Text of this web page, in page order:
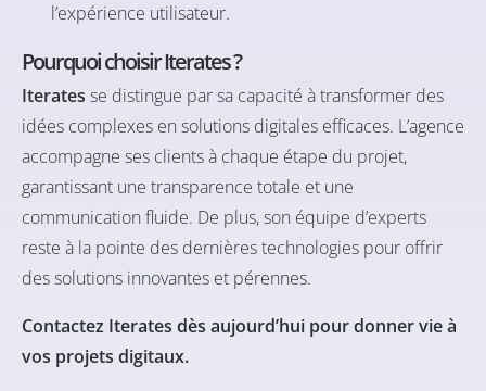
l’expérience utilisateur.​
Pourquoi choisir Iterates ?
Iterates se distingue par sa capacité à transformer des
idées complexes en solutions digitales efficaces. L’agence
accompagne ses clients à chaque étape du projet,
garantissant une transparence totale et une
communication fluide. De plus, son équipe d’experts
reste à la pointe des dernières technologies pour offrir
des solutions innovantes et pérennes.​
Contactez Iterates dès aujourd’hui pour donner vie à
vos projets digitaux.